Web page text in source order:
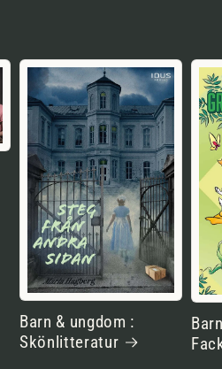
Barn & ungdom :
Skönlitteratur